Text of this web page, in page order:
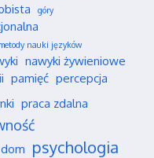
góry
nauki języków
nawyki żywieniowe
pamięć percepcja
praca zdalna
psychologia